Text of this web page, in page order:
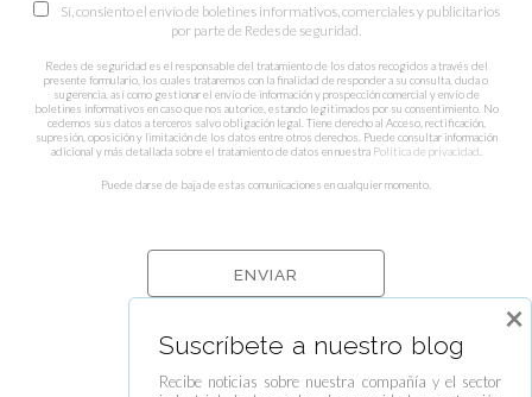
Sí, consiento el envío de boletines informativos, comerciales y publicitarios
por parte de Redes de seguridad.
Redes de seguridad es el responsable del tratamiento de los datos recogidos a través del
presente formulario, los cuales trataremos con la finalidad de responder a su consulta, duda o
sugerencia, así como gestionar el envío de información y prospección comercial y envío de
boletines informativos en caso que nos autorice, estando legitimados por su consentimiento. No
cedemos sus datos a terceros salvo obligación legal. Tiene derecho al Acceso, rectificación,
supresión, oposición y limitación de los datos entre otros derechos. Puede consultar información
adicional y más detallada sobre el tratamiento de datos en nuestra Política de privacidad
Puede darse de baja de estas comunicaciones en cualquier momento.
Suscríbete a nuestro blog
Recibe noticias sobre nuestra compañía y el sector
×